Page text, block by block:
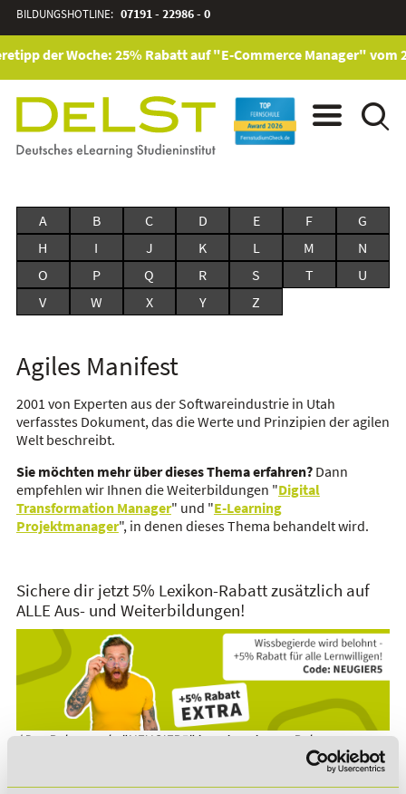
BILDUNGSHOTLINE: 07191 - 22986 - 0
der Woche: 25% Rabatt auf "E-Commerce Manager" vom
A B C D E F
G
H
I J K L M
N
O
P Q R S T
U
V
W X Y Z
Agiles Manifest
2001 von Experten aus der Softwareindustrie in Utah
verfasstes Dokument, das die Werte und Prinzipien der agilen
Welt beschreibt.
Sie möchten mehr über dieses Thema erfahren? Dann
empfehlen wir Ihnen die Weiterbildungen "Digital
Transformation Manager" und "E-Learning
Projektmanager", in denen dieses Thema behandelt wird.
Sichere dir jetzt 5% Lexikon-Rabatt zusätzlich auf
ALLE Aus- und Weiterbildungen!
*Der Rabattcode "NEUGIER5" ist mit weiteren Rabatten